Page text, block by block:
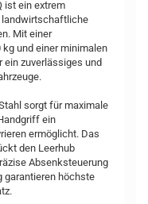
ist ein extrem
landwirtschaftliche
Mit einer
und einer minimalen
ein zuverlässiges und
sorgt für maximale
ein
ermöglicht. Das
den Leerhub
Absenksteuerung
garantieren höchste